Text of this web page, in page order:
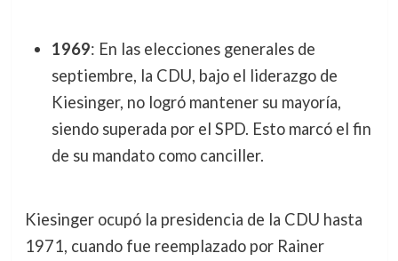
1969: En las elecciones generales de
septiembre, la CDU, bajo el liderazgo de
Kiesinger, no logró mantener su mayoría,
siendo superada por el SPD. Esto marcó el fin
de su mandato como canciller.
Kiesinger ocupó la presidencia de la CDU hasta
1971, cuando fue reemplazado por Rainer